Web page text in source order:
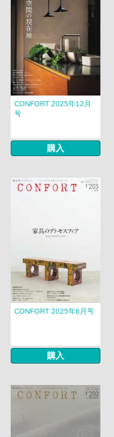
CONFORT 2025年12月
号
購入
CONFORT 2025年6月号
購入